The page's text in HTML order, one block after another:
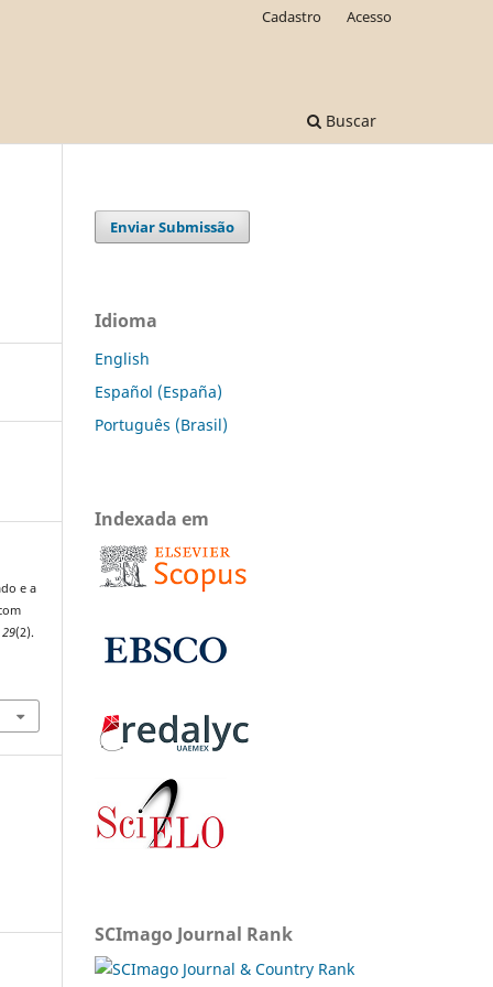
Buscar
Cadastro Acesso
e a
29(2).
Enviar Submissão
Idioma
English
Español (España)
Português (Brasil)
Indexada em
SCImago Journal Rank